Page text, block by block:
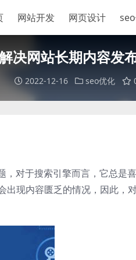
网站开发 网页设计
决网站长期内容发
2022-12-16 seo优化
对于搜索引擎而言，它总是
现内容匮乏的情况，因此，